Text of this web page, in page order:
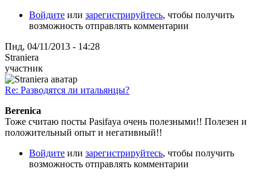
Войдите или зарегистрируйтесь, чтобы получить
возможность отправлять комментарии
Пнд, 04/11/2013 - 14:28
Straniera
участник
Re: Разводятся ли итальянцы?
Berenica
Тоже считаю посты Pasifaya очень полезными!! Полезен и
положительный опыт и негативный!!
Войдите или зарегистрируйтесь, чтобы получить
возможность отправлять комментарии